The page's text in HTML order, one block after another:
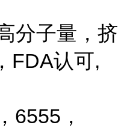
分子量，挤
FDA认可,
6555，